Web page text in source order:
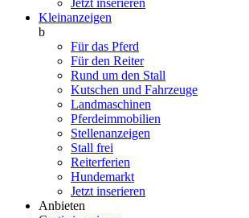
Jetzt inserieren
Kleinanzeigen
b
Für das Pferd
Für den Reiter
Rund um den Stall
Kutschen und Fahrzeuge
Landmaschinen
Pferdeimmobilien
Stellenanzeigen
Stall frei
Reiterferien
Hundemarkt
Jetzt inserieren
Anbieten